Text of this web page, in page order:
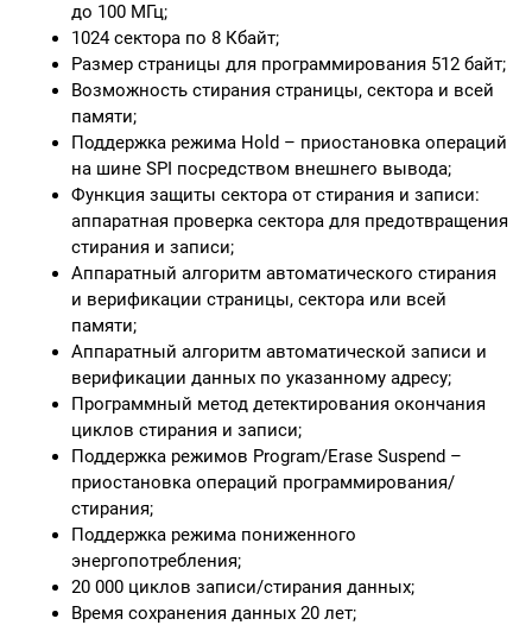
до 100 МГц;
1024 сектора по 8 Кбайт;
Размер страницы для программирования 512 байт;
Возможность стирания страницы, сектора и всей
памяти;
Поддержка режима Hold – приостановка операций
на шине SPI посредством внешнего вывода;
Функция защиты сектора от стирания и записи:
аппаратная проверка сектора для предотвращения
стирания и записи;
Аппаратный алгоритм автоматического стирания
и верификации страницы, сектора или всей
памяти;
Аппаратный алгоритм автоматической записи и
верификации данных по указанному адресу;
Программный метод детектирования окончания
циклов стирания и записи;
Поддержка режимов Program/Erase Suspend –
приостановка операций программирования/
стирания;
Поддержка режима пониженного
энергопотребления;
20 000 циклов записи/стирания данных;
Время сохранения данных 20 лет;